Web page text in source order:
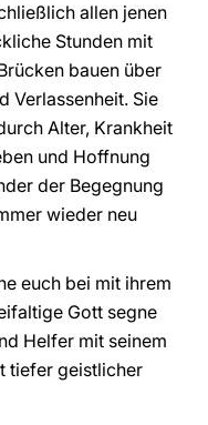
allen jenen
Stunden mit
bauen über
Verlassenheit. Sie
Alter, Krankheit
und Hoffnung
der Begegnung
wieder neu
euch bei mit ihrem
Gott segne
Helfer mit seinem
tiefer geistlicher